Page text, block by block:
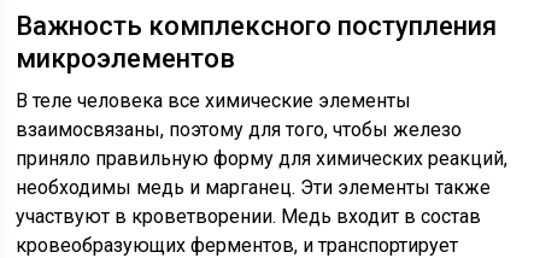
Важность комплексного поступления
микроэлементов
В теле человека все химические элементы
взаимосвязаны, поэтому для того, чтобы железо
приняло правильную форму для химических реакций,
необходимы медь и марганец. Эти элементы также
участвуют в кроветворении. Медь входит в состав
кровеобразующих ферментов, и транспортирует